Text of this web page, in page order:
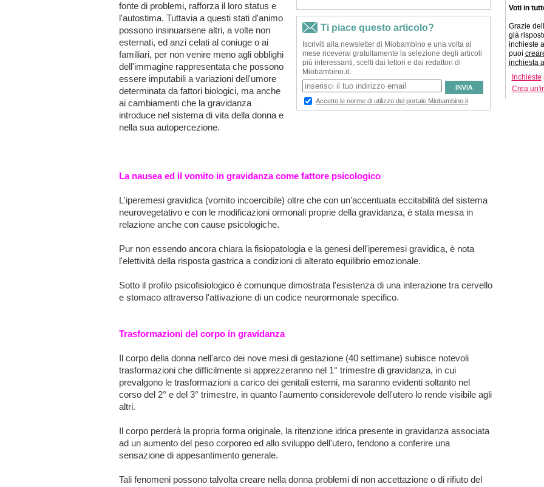
fonte di problemi, rafforza il loro status e
l'autostima. Tuttavia a questi stati d'animo
possono insinuarsene altri, a volte non
esternati, ed anzi celati al coniuge o ai
familiari, per non venire meno agli obblighi
dell'immagine rappresentata che possono
essere imputabili a variazioni dell'umore
determinata da fattori biologici, ma anche
ai cambiamenti che la gravidanza
introduce nel sistema di vita della donna e
nella sua autopercezione.
La nausea ed il vomito in gravidanza come fattore psicologico
L'iperemesi gravidica (vomito incoercibile) oltre che con un'accentuata eccitabilità del sistema
neurovegetativo e con le modificazioni ormonali proprie della gravidanza, è stata messa in
relazione anche con cause psicologiche.
Pur non essendo ancora chiara la fisiopatologia e la genesi dell'iperemesi gravidica, è nota
l'elettività della risposta gastrica a condizioni di alterato equilibrio emozionale.
Sotto il profilo psicofisiologico è comunque dimostrata l'esistenza di una interazione tra cervello
e stomaco attraverso l'attivazione di un codice neurormonale specifico.
Trasformazioni del corpo in gravidanza
Il corpo della donna nell'arco dei nove mesi di gestazione (40 settimane) subisce notevoli
trasformazioni che difficilmente si apprezzeranno nel 1° trimestre di gravidanza, in cui
prevalgono le trasformazioni a carico dei genitali esterni, ma saranno evidenti soltanto nel
corso del 2° e del 3° trimestre, in quanto l'aumento considerevole dell'utero lo rende visibile agli
altri.
Il corpo perderà la propria forma originale, la ritenzione idrica presente in gravidanza associata
ad un aumento del peso corporeo ed allo sviluppo dell'utero, tendono a conferire una
sensazione di appesantimento generale.
Tali fenomeni possono talvolta creare nella donna problemi di non accettazione o di rifiuto del
Voti in
Grazie
già
inchieste
puoi
inchiesta
Inchieste
Crea